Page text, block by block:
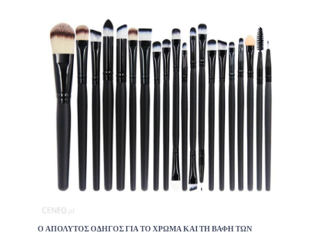
Ο ΑΠΌΛΥΤΟΣ ΟΔΗΓΌΣ ΓΙΑ ΤΟ ΧΡΏΜΑ ΚΑΙ ΤΗ ΒΑΦΉ ΤΩΝ